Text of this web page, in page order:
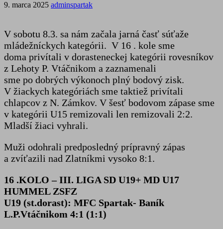
9. marca 2025 adminspartak
V sobotu 8.3. sa nám začala jarná časť súťaže
mládežníckych kategórii. V 16 . kole sme
doma privítali v dorasteneckej kategórii rovesníkov
z Lehoty P. Vtáčnikom a zaznamenali
sme po dobrých výkonoch plný bodový zisk.
V žiackych kategóriách sme taktiež privítali
chlapcov z N. Zámkov. V šesť bodovom zápase sme
v kategórii U15 remizovali len remizovali 2:2.
Mladší žiaci vyhrali.
Muži odohrali predposledný prípravný zápas
a zvíťazili nad Zlatníkmi vysoko 8:1.
16 .KOLO – III. LIGA SD U19+ MD U17
HUMMEL ZSFZ
U19 (st.dorast): MFC Spartak- Baník
L.P.Vtáčnikom 4:1 (1:1)